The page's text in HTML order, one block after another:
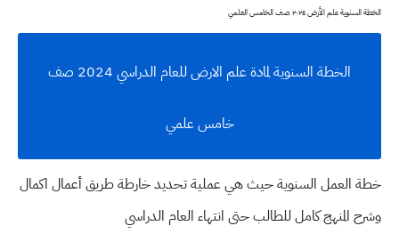
الخطة السنوية علم الأرض ٢٠٢٤ صف الخامس العلمي
الخطة السنوية لمادة علم الارض للعام الدراسي 2024 صف
خامس علمي
خطة العمل السنوية حيث هيعملية تحديد خارطة طريق أعمال اكمال
وشرح المنهج كامل للطالب حتى انتهاء العام الدراسي